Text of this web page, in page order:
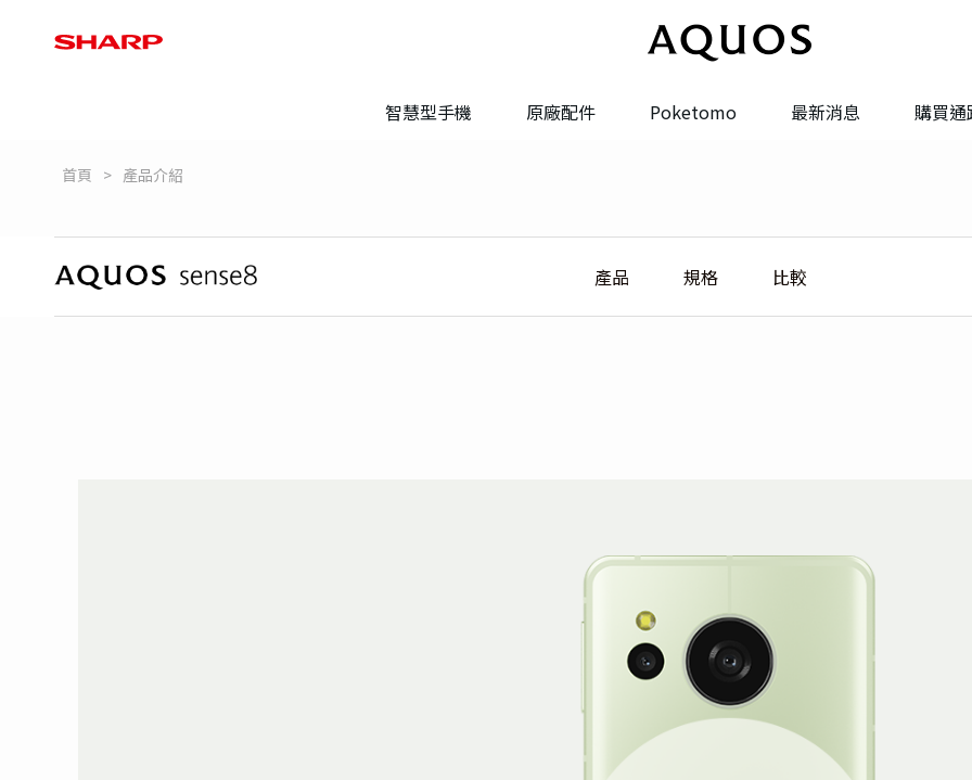
智慧型手機 原廠配件 Poketomo 最新消息 購買通
登錄保固 系統更新 系統轉換
常見問題 維修服務 聯絡我們
首頁 產品介紹
產品 規格 比較